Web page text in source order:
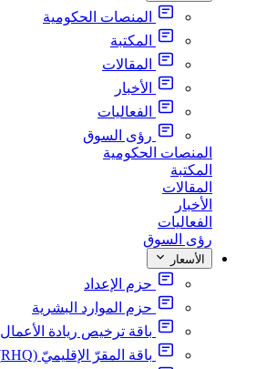
المنصات الحكومية
المكتبة
المقالات
الأخبار
الفعاليات
رؤى السوق
المنصات الحكومية
المكتبة
المقالات
الأخبار
الفعاليات
رؤى السوق
الأسعار
حزم الإعداد
حزم الموارد البشرية
باقة ترخيص ريادة الأعمال
باقة المقرّ الإقليميّ (RHQ)